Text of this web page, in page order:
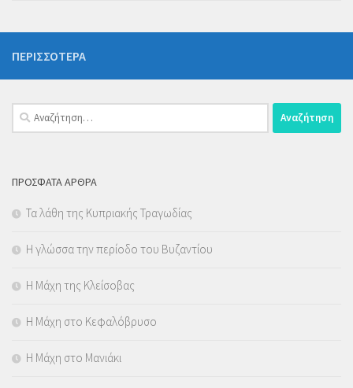
ΠΕΡΙΣΣΌΤΕΡΑ
Αναζήτηση
για:
ΠΡΌΣΦΑΤΑ ΆΡΘΡΑ
Τα λάθη της Κυπριακής Τραγωδίας
Η γλώσσα την περίοδο του Βυζαντίου
Η Μάχη της Κλείσοβας
Η Μάχη στο Κεφαλόβρυσο
Η Μάχη στο Μανιάκι